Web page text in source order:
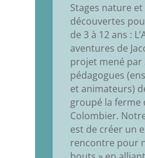
Stages nature et
découvertes
de 3 à 12 ans :
aventures de
projet mené par
pédagogues
et animateurs)
groupé la ferme
Colombier.
est de créer un
rencontre pour